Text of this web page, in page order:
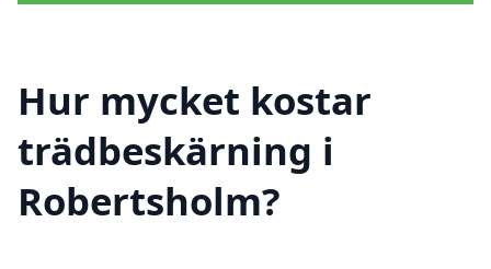
Hur mycket kostar
trädbeskärning i
Robertsholm?